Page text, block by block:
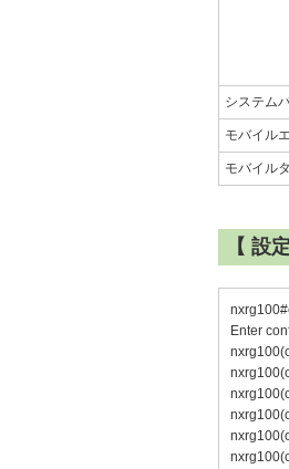
システム
モバイル
モバイル
【 設
Enter